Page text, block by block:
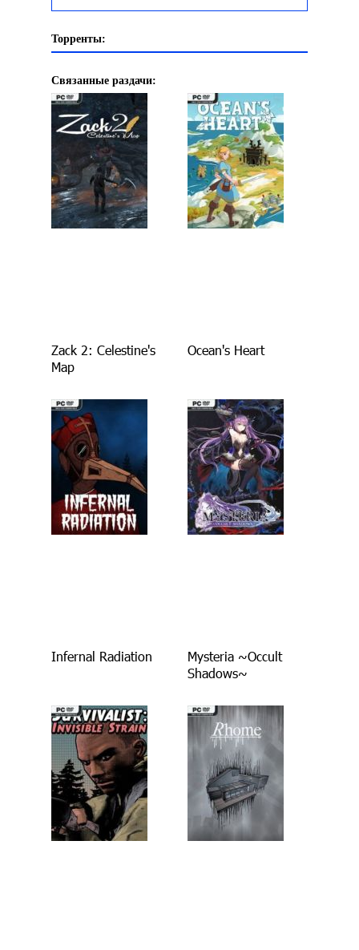
Торренты:
Связанные раздачи:
Zack 2: Celestine's
Map
Ocean's Heart
Infernal Radiation
Mysteria ~Occult
Shadows~